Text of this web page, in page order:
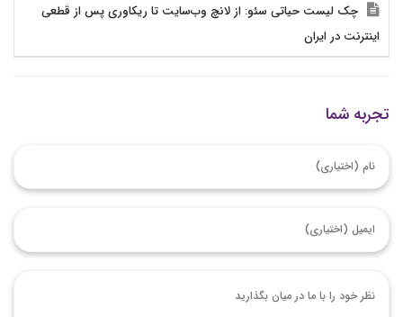
چک لیست حیاتی سئو: از لانچ وب‌سایت تا ریکاوری پس از قطعی
اینترنت در ایران
تجربه شما